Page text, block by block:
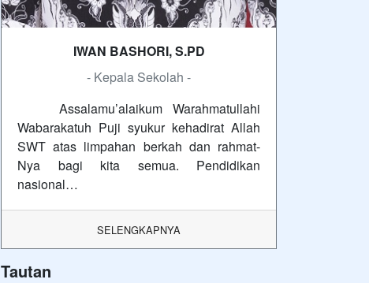
IWAN BASHORI, S.PD
- Kepala Sekolah -
Assalamu’alaikum Warahmatullahi
Wabarakatuh Puji syukur kehadirat Allah
SWT atas limpahan berkah dan rahmat-
Nya bagi kita semua. Pendidikan
nasional…
SELENGKAPNYA
Tautan